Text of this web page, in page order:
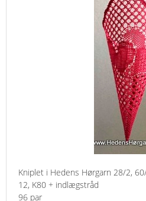
Kniplet i Hedens Hørgarn 28/2,
12, K80 + indlægstråd
96 par